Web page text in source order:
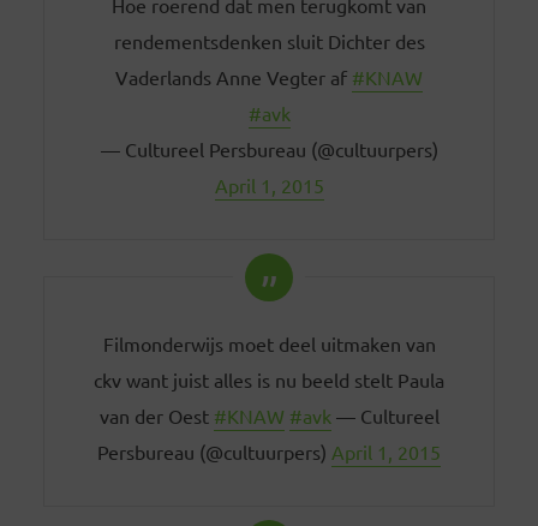
rendementsdenken sluit Dichter des
Vaderlands Anne Vegter af #KNAW
#avk
— Cultureel Persbureau (@cultuurpers)
April 1, 2015
Filmonderwijs moet deel uitmaken van
ckv want juist alles is nu beeld stelt Paula
van der Oest #KNAW #avk — Cultureel
Persbureau (@cultuurpers) April 1, 2015